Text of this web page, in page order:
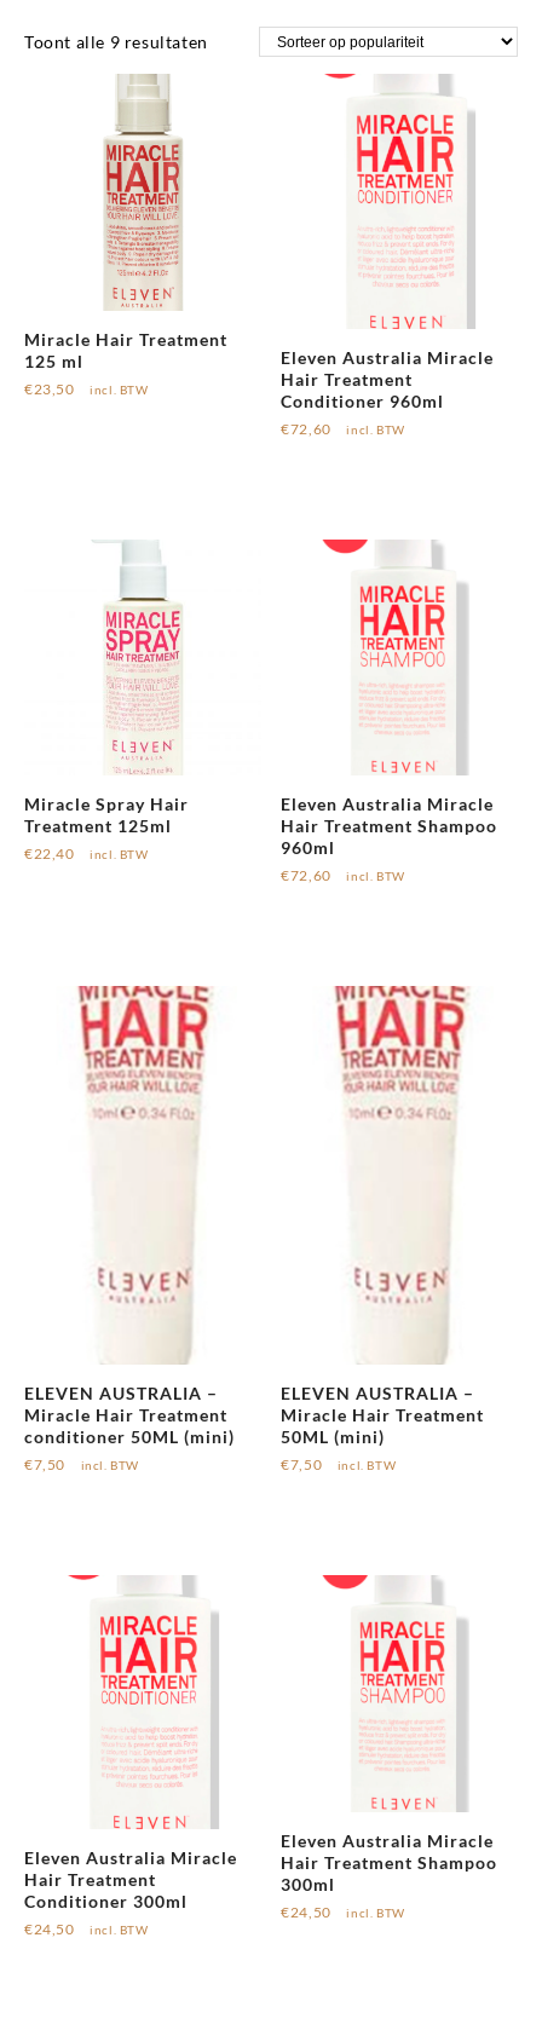
Toont alle 9 resultaten Gesorteerd
Miracle Hair Treatment
125 ml
€23,50 incl. BTW
Eleven Australia Miracle
Hair Treatment
Conditioner 960ml
€72,60 incl. BTW
Miracle Spray Hair
Treatment 125ml
€22,40 incl. BTW
Eleven Australia Miracle
Hair Treatment Shampoo
960ml
€72,60 incl. BTW
ELEVEN AUSTRALIA –
Miracle Hair Treatment
conditioner 50ML (mini)
€7,50 incl. BTW
ELEVEN AUSTRALIA –
Miracle Hair Treatment
50ML (mini)
€7,50 incl. BTW
Eleven Australia Miracle
Hair Treatment
Conditioner 300ml
€24,50 incl. BTW
Eleven Australia Miracle
Hair Treatment Shampoo
300ml
€24,50 incl. BTW